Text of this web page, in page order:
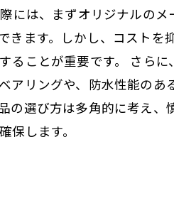
には、まずオリジナルのメ
きます。しかし、コストを
ることが重要です。 さら
リングや、防水性能のあ
の選び方は多角的に考え、
します。